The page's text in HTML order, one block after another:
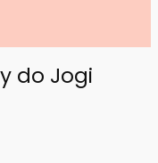
do Jogi